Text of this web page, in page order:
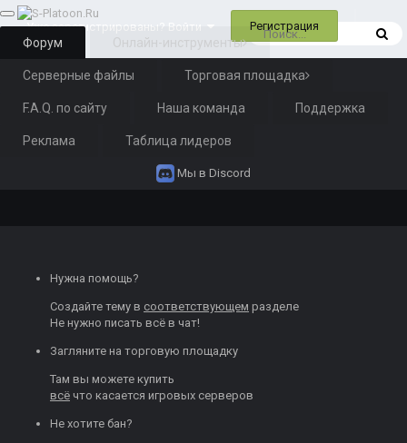
Уже зарегистрированы? Войти Регистрация
Форум Онлайн-инструменты
Серверные файлы Торговая площадка
F.A.Q. по сайту Наша команда Поддержка
Реклама Таблица лидеров
Мы в Discord
Нужна помощь?
Создайте тему в соответствующем разделе
Не нужно писать всё в чат!
Загляните на торговую площадку
Там вы можете купить
всё что касается игровых серверов
Не хотите бан?